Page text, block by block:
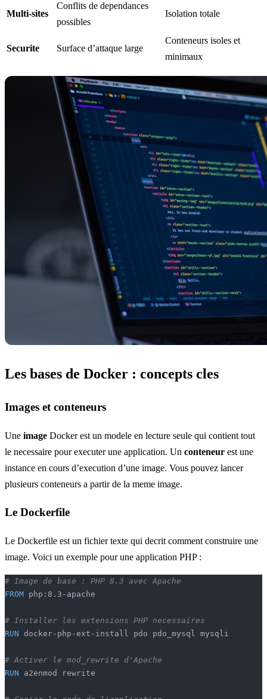
Multi-sites
Conflits de dependances
possibles
Isolation totale
Securite Surface d’attaque large
Conteneurs isoles et
minimaux
Les bases de Docker : concepts cles
Images et conteneurs
Une image Docker est un modele en lecture seule qui contient tout
le necessaire pour executer une application. Un conteneur est une
instance en cours d’execution d’une image. Vous pouvez lancer
plusieurs conteneurs a partir de la meme image.
Le Dockerfile
Le Dockerfile est un fichier texte qui decrit comment construire une
image. Voici un exemple pour une application PHP :
# Image de base : PHP 8.3 avec Apache
FROM php:8.3-apache
# Installer les extensions PHP necessaires
RUN docker-php-ext-install pdo pdo_mysql mysqli
# Activer le mod_rewrite d'Apache
RUN a2enmod rewrite